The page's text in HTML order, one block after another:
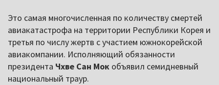
Это самая многочисленная по количеству смертей
авиакатастрофа на территории Республики Корея и
третья по числу жертв с участием южнокорейской
авиакомпании. Исполняющий обязанности
президента Чхве Сан Мок объявил семидневный
национальный траур.